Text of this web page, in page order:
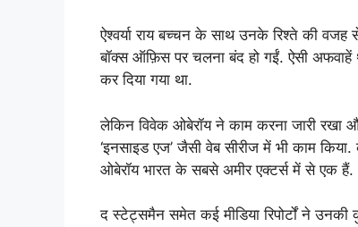
ऐश्वर्या राय बच्चन के साथ उनके रिश्ते की
बॉक्स ऑफ़िस पर चलना बंद हो गईं. ऐसी
कर दिया गया था.
लेकिन विवेक ओबेरॉय ने काम करना जारी रखा
‘इनसाइड एज’ जैसी वेब सीरीज में भी काम
ओबेरॉय भारत के सबसे अमीर एक्टर्स में से एक हैं.
द स्टेट्समैन समेत कई मीडिया रिपोर्टों ने उनकी